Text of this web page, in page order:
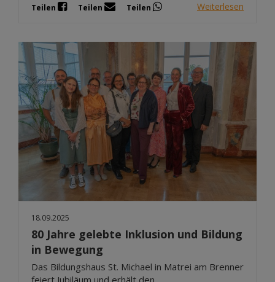
Teilen Teilen Teilen Weiterlesen
18.09.2025
80 Jahre gelebte Inklusion und Bildung
in Bewegung
Das Bildungshaus St. Michael in Matrei am Brenner
feiert Jubiläum und erhält den